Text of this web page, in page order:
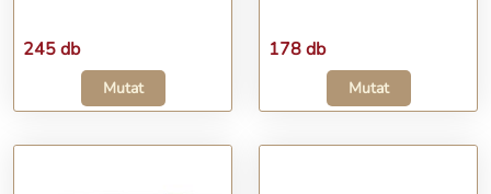
245 db
Mutat
178 db
Mutat